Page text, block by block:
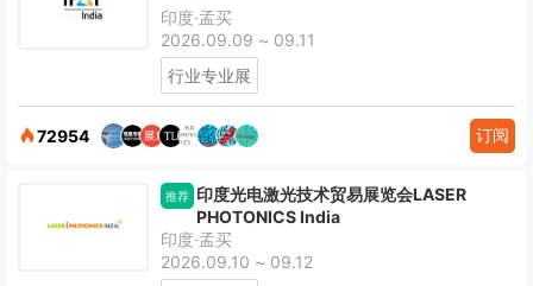
印度·孟买
2026.09.09 ~ 09.11
行业专业展
72954 订阅
推荐 印度光电激光技术贸易展览会LASER
PHOTONICS India
印度·孟买
2026.09.10 ~ 09.12